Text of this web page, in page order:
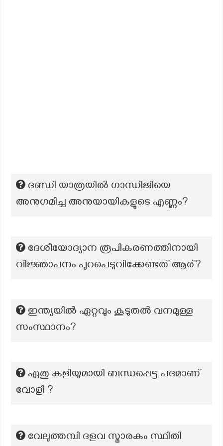
ദണ്ഡി യാത്രയിൽ ഗാന്ധിജിയെ
അനുഗമിച്ച അനുയായികളുടെ എണ്ണം?
ദേശീയോദ്യാന രൂപികരണത്തിനായി
വിജ്ഞാപനം പുറപെടുവിക്കേണ്ടത് ആര്?
ഇന്ത്യയിൽ ഏറ്റവും കൂടുതൽ വനമുള്ള
സംസ്ഥാനം?
ഏതു കളിയുമായി ബന്ധപ്പെട്ട പദമാണ്
വോളി ?
വേലുത്തമ്പി ദളവ സ്മാരകം സ്ഥിതി